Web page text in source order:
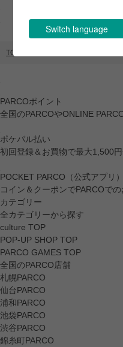
TOP
PARCOポイント
全国のPARCOやONLINE
ポケパル払い
初回登録＆お買物で最大1,500
POCKET PARCO（公式アプリ）
コイン＆クーポンでPARCOで
カテゴリー
全カテゴリーから探す
culture TOP
POP-UP SHOP TOP
PARCO GAMES TOP
全国のPARCO店舗
札幌PARCO
仙台PARCO
浦和PARCO
池袋PARCO
渋谷PARCO
錦糸町PARCO
Switch language